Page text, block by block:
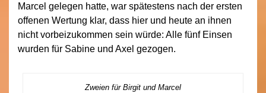
Marcel gelegen hatte, war spätestens nach der ersten
offenen Wertung klar, dass hier und heute an ihnen
nicht vorbeizukommen sein würde: Alle fünf Einsen
wurden für Sabine und Axel gezogen.
Zweien für Birgit und Marcel